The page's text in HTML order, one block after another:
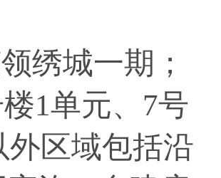
城一期；
1单元、7号
外区域包括沿